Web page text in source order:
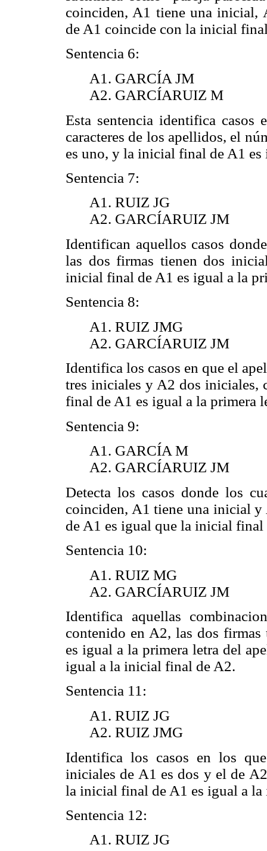
coinciden, A1 tiene una
de A1 coincide con la inicial
Sentencia 6:
A1. GARCÍA JM
A2. GARCÍARUIZ M
Esta sentencia identifica
caracteres de los apellidos, el
es uno, y la inicial final de A1
Sentencia 7:
A1. RUIZ JG
A2. GARCÍARUIZ JM
Identifican aquellos casos
las dos firmas tienen dos
inicial final de A1 es igual a la
Sentencia 8:
A1. RUIZ JMG
A2. GARCÍARUIZ JM
Identifica los casos en que el
tres iniciales y A2 dos
final de A1 es igual a la primera
Sentencia 9:
A1. GARCÍA M
A2. GARCÍARUIZ JM
Detecta los casos donde los
coinciden, A1 tiene una inicial
de A1 es igual que la inicial final
Sentencia 10:
A1. RUIZ MG
A2. GARCÍARUIZ JM
Identifica aquellas
contenido en A2, las dos
es igual a la primera letra del
igual a la inicial final de A2.
Sentencia 11:
A1. RUIZ JG
A2. RUIZ JMG
Identifica los casos en los
iniciales de A1 es dos y el de
la inicial final de A1 es igual a
Sentencia 12:
A1. RUIZ JG